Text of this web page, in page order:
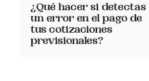
¿Qué hacer si detectas
un error en el pago de
tus cotizaciones
previsionales?